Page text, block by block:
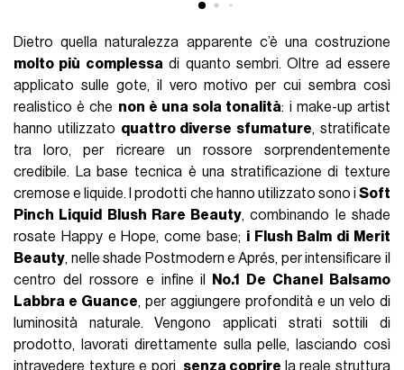
Dietro quella naturalezza apparente c’è una costruzione
molto più complessa di quanto sembri. Oltre ad essere
applicato sulle gote, il vero motivo per cui sembra così
realistico è che non è una sola tonalità: i make-up artist
hanno utilizzato quattro diverse sfumature, stratificate
tra loro, per ricreare un rossore sorprendentemente
credibile. La base tecnica è una stratificazione di texture
cremose e liquide. I prodotti che hanno utilizzato sono i Soft
Pinch Liquid Blush Rare Beauty, combinando le shade
rosate Happy e Hope, come base; i Flush Balm di Merit
Beauty, nelle shade Postmodern e Aprés, per intensificare il
centro del rossore e infine il
No.1 De Chanel Balsamo
Labbra e Guance, per aggiungere profondità e un velo di
luminosità naturale. Vengono applicati strati sottili di
prodotto, lavorati direttamente sulla pelle, lasciando così
intravedere texture e pori, senza coprire la reale struttura